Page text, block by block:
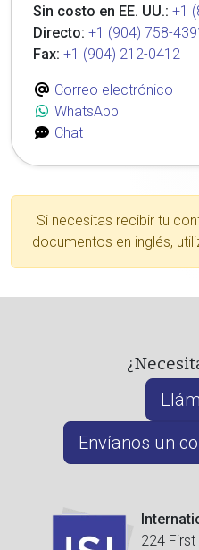
Sin costo en EE. UU.: +1
Directo: +1 (904) 758-
Fax: +1 (904) 212-0412
Correo electrónico
WhatsApp
Chat
Si necesitas recibir tu
documentos en inglés,
Envíanos un
224